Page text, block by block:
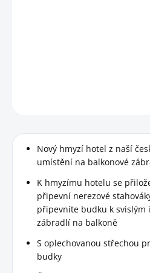
Nový hmyzí hotel z naší
umístění na balkonové
K hmyzímu hotelu se
připevní nerezové
připevníte budku k svislým
zábradlí na balkoně
S oplechovanou střechou
budky